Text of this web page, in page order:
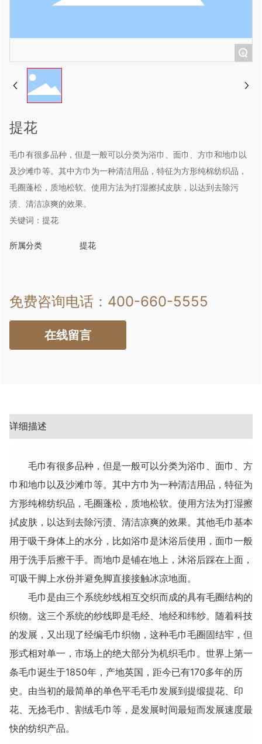
+
提花
毛巾有很多品种，但是一般可以分类为浴巾、面巾、方巾和地巾以
及沙滩巾等。其中方巾为一种清洁用品，特征为方形纯棉纺织品，
毛圈蓬松，质地松软。使用方法为打湿擦拭皮肤，以达到去除污
渍、清洁凉爽的效果。
关键词：提花
所属分类 提花
免费咨询电话： 400-660-5555
在线留言
详细描述
毛巾有很多品种，但是一般可以分类为浴巾、面巾、方
巾和地巾以及沙滩巾等。其中方巾为一种清洁用品，特征为
方形纯棉纺织品，毛圈蓬松，质地松软。使用方法为打湿擦
拭皮肤，以达到去除污渍、清洁凉爽的效果。其他毛巾基本
用于吸干身体上的水分，比如浴巾是沐浴后使用，面巾一般
用于洗手后擦干手。而地巾是铺在地上，沐浴后踩在上面，
可吸干脚上水份并避免脚直接接触冰凉地面。
毛巾是由三个系统纱线相互交织而成的具有毛圈结构的
织物。这三个系统的纱线即是毛经、地经和纬纱。随着科技
的发展，又出现了经编毛巾织物，这种毛巾毛圈固结牢，但
形式相对单一，市场上的绝大部分为机织毛巾。世界上第一
条毛巾诞生于1850年，产地英国，距今已有170多年的历
史。由当初的最简单的单色平毛毛巾发展到提缎提花、印
花、无捻毛巾、割绒毛巾等，是发展时间最短而发展速度最
快的纺织产品。